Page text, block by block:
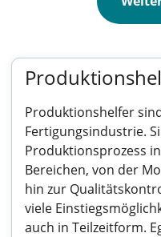
Produktionshelfer
Fertigungsindustrie.
Produktionsprozess
Bereichen, von der
hin zur
viele
auch in Teilzeitform.